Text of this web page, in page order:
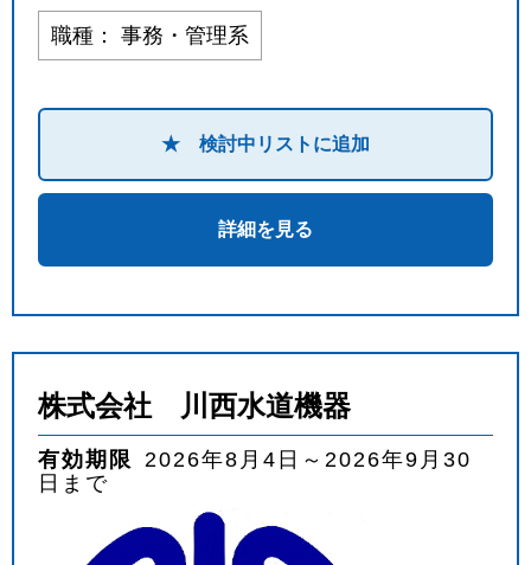
職種： 事務・管理系
★ 検討中リストに追加
詳細を見る
株式会社 川西水道機器
有効期限
2026年8月4日～2026年9月30
日まで